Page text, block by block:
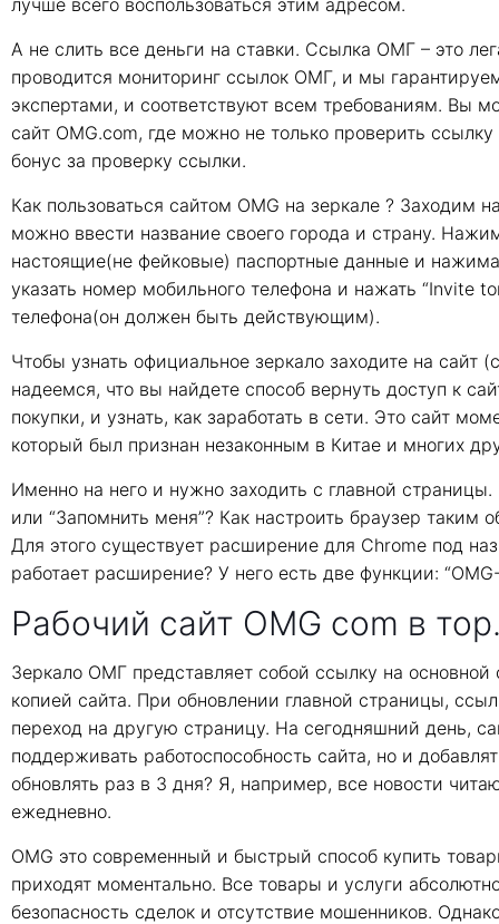
лучше всего воспользоваться этим адресом.
А не слить все деньги на ставки. Ссылка ОМГ – это
проводится мониторинг ссылок ОМГ, и мы
экспертами, и соответствуют всем требованиям. Вы
сайт OMG.com, где можно не только проверить
бонус за проверку ссылки.
Как пользоваться сайтом OMG на зеркале ?
можно ввести название своего города и страну.
настоящие(не фейковые) паспортные данные и
указать номер мобильного телефона и нажать “Invite
телефона(он должен быть действующим).
Чтобы узнать официальное зеркало заходите на сайт
надеемся, что вы найдете способ вернуть доступ к
покупки, и узнать, как заработать в сети. Это сайт
который был признан незаконным в Китае и многих
Именно на него и нужно заходить с главной
или “Запомнить меня”? Как настроить браузер таким
Для этого существует расширение для Chrome под
работает расширение? У него есть две функции:
Рабочий сайт OMG com в
Зеркало ОМГ представляет собой ссылку на основной
копией сайта. При обновлении главной страницы,
переход на другую страницу. На сегодняшний день,
поддерживать работоспособность сайта, но и
обновлять раз в 3 дня? Я, например, все новости
ежедневно.
OMG это современный и быстрый способ купить
приходят моментально. Все товары и услуги
безопасность сделок и отсутствие мошенников.